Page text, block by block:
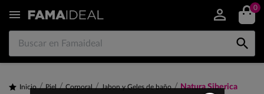
 0

Inicio Piel Corporal Jabon y Geles de baño
Natura Siberica